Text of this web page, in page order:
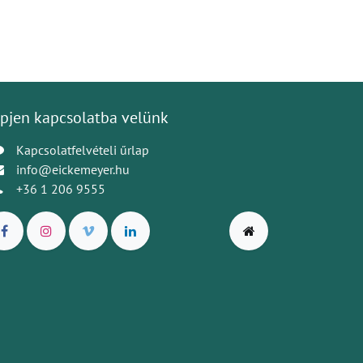
kapcsolatba velünk
Kapcsolatfelvételi űrlap
info@eickemeyer.hu
+36 1 206 9555